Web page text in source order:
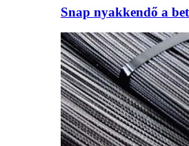
Snap nyakkendő a